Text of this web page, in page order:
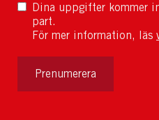
Dina uppgifter kommer
part.
För mer information, läs
Prenumerera